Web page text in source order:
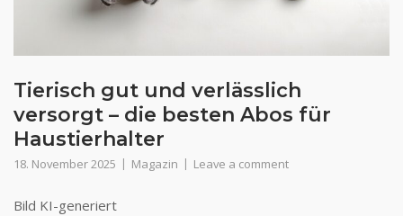
Tierisch gut und verlässlich
versorgt – die besten Abos für
Haustierhalter
18. November 2025 Magazin Leave a comment
Bild KI-generiert